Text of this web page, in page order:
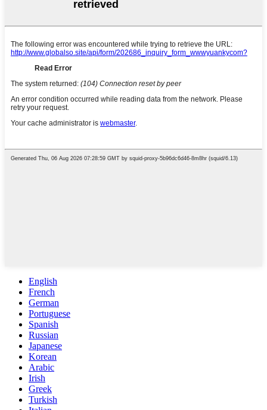
English
French
German
Portuguese
Spanish
Russian
Japanese
Korean
Arabic
Irish
Greek
Turkish